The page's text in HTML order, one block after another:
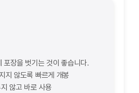
포장을 벗기는 것이 좋습니다.
지 않도록 빠르게 개봉
않고 바로 사용